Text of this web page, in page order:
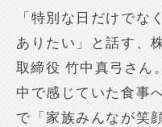
「特別な日だけでな
ありたい」と話す、
取締役 竹中真弓さん
中で感じていた食事
で「家族みんなが笑